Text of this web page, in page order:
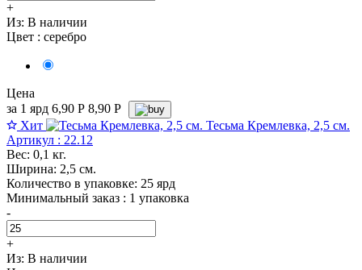
+
Из: В наличии
Цвет : серебро
Цена
за 1 ярд 6,90 Р 8,90 P
Хит
Тесьма Кремлевка, 2,5 см.
Артикул : 22.12
Вес: 0,1 кг.
Ширина: 2,5 см.
Количество в упаковке: 25 ярд
Минимальный заказ : 1 упаковка
-
+
Из: В наличии